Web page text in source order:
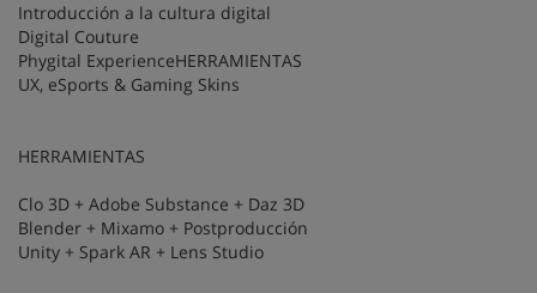
Introducción a la cultura digital
Digital Couture
Phygital ExperienceHERRAMIENTAS
UX, eSports & Gaming Skins
HERRAMIENTAS
Clo 3D + Adobe Substance + Daz 3D
Blender + Mixamo + Postproducción
Unity + Spark AR + Lens Studio